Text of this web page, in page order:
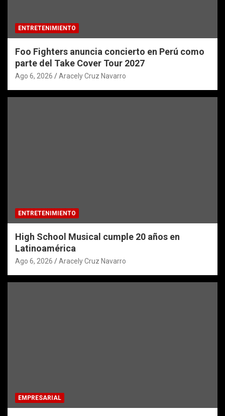
ENTRETENIMIENTO
Foo Fighters anuncia concierto en Perú como
parte del Take Cover Tour 2027
Ago 6, 2026 Aracely Cruz Navarro
ENTRETENIMIENTO
High School Musical cumple 20 años en
Latinoamérica
Ago 6, 2026 Aracely Cruz Navarro
EMPRESARIAL